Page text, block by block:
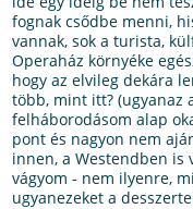
fognak csődbe menni,
vannak, sok a turista,
Operaház környéke
hogy az elvileg dekára
több, mint itt? (ugyanaz
felháborodásom alap
pont és nagyon nem
innen, a Westendben is
vágyom - nem ilyenre,
ugyanezeket a